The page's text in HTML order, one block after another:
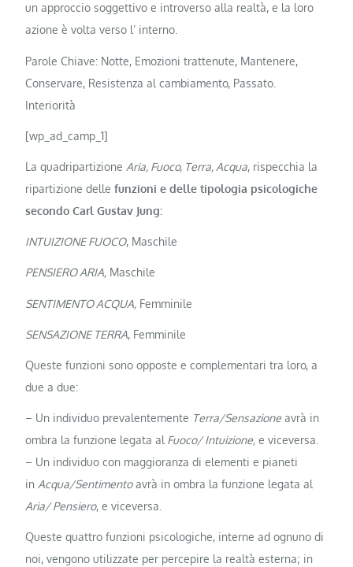
un approccio soggettivo e introverso alla realtà, e la loro
azione è volta verso l’ interno.
Parole Chiave: Notte, Emozioni trattenute, Mantenere,
Conservare, Resistenza al cambiamento, Passato.
Interiorità
[wp_ad_camp_1]
La quadripartizione Aria, Fuoco, Terra, Acqua, rispecchia la
ripartizione delle funzioni e delle tipologia psicologiche
secondo Carl Gustav Jung:
INTUIZIONE FUOCO, Maschile
PENSIERO ARIA, Maschile
SENTIMENTO ACQUA, Femminile
SENSAZIONE TERRA, Femminile
Queste funzioni sono opposte e complementari tra loro, a
due a due:
– Un individuo prevalentemente Terra/Sensazione avrà in
ombra la funzione legata al Fuoco/ Intuizione, e viceversa.
– Un individuo con maggioranza di elementi e pianeti
in Acqua/Sentimentoavrà in ombra la funzione legata al
Aria/ Pensiero, e viceversa.
Queste quattro funzioni psicologiche, interne ad ognuno di
noi, vengono utilizzate per percepire la realtà esterna; in